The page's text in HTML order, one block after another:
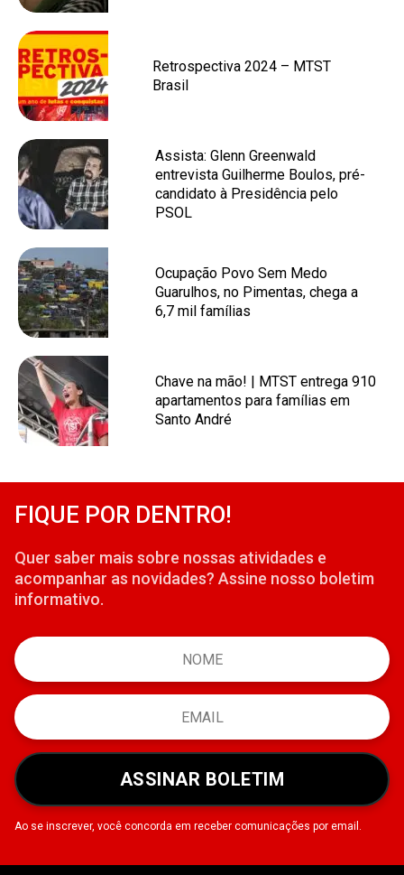
Retrospectiva 2024 – MTST
Brasil
Assista: Glenn Greenwald
entrevista Guilherme Boulos, pré-
candidato à Presidência pelo
PSOL
Ocupação Povo Sem Medo
Guarulhos, no Pimentas, chega a
6,7 mil famílias
Chave na mão! | MTST entrega 910
apartamentos para famílias em
Santo André
FIQUE POR DENTRO!
Quer saber mais sobre nossas atividades e
acompanhar as novidades? Assine nosso boletim
informativo.
ASSINAR BOLETIM
Ao se inscrever, você concorda em receber comunicações por email.